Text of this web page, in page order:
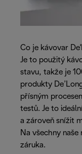
Co je kávovar
Je to použitý
stavu, takže je
produkty
přísným
testů. Je to
a zároveň snížit
Na všechny
záruka.